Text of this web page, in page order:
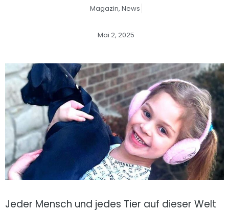
Magazin, News
Mai 2, 2025
Jeder Mensch und jedes Tier auf dieser Welt